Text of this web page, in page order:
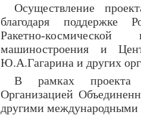
Осуществление
благодаря поддержке
Ракетно-
машиностроения и
Ю.А.Гагарина и других
В рамках проекта
Организацией
другими международными